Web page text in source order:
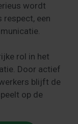
wordt
een
rol in het
Door actief
blijft de
op de